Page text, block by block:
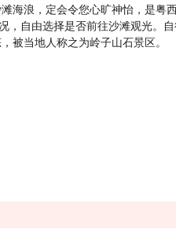
海浪，定会令您心旷神怡，是
，自由选择是否前往沙滩观光。
被当地人称之为岭子山石景区。